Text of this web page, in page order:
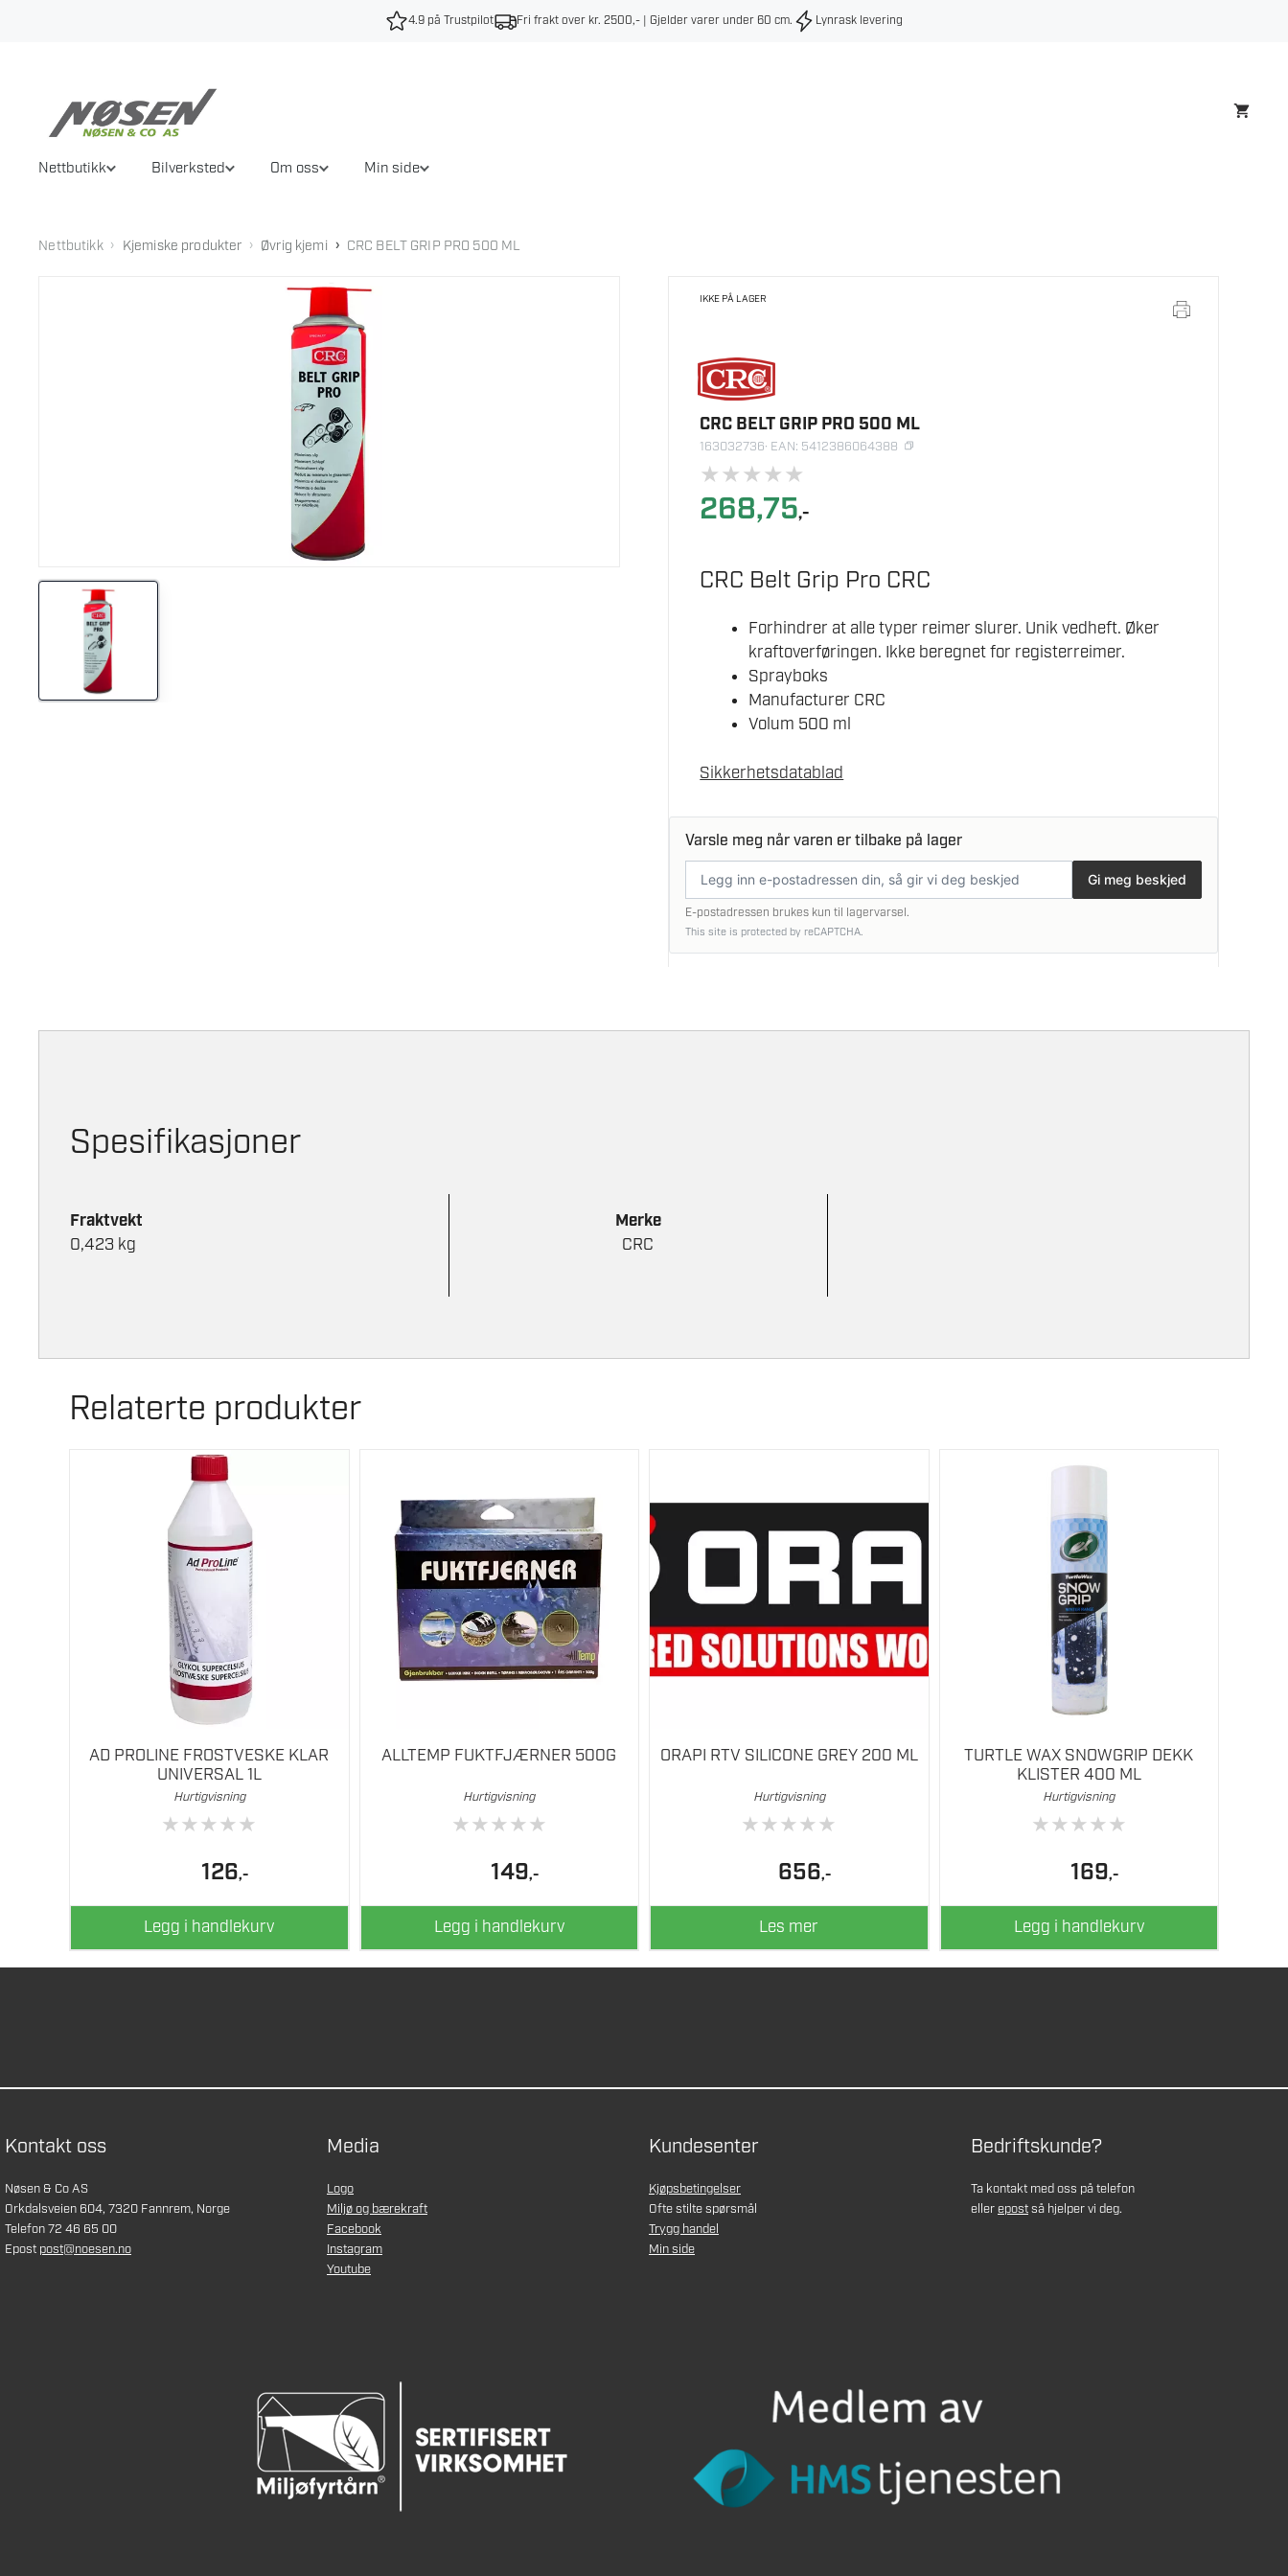
4.9 på Trustpilot Fri frakt over kr. 2500,- | Gjelder varer under 60 cm. Lynrask levering
Nettbutikk Bilverksted Om oss Min side
Nettbutikk › Kjemiske produkter › Øvrig kjemi › CRC BELT GRIP PRO 500 ML
IKKE PÅ LAGER
CRC BELT GRIP PRO 500 ML
163032736· EAN: 5412386064388
★★★★★
268,75,-
CRC Belt Grip Pro CRC
Forhindrer at alle typer reimer slurer. Unik vedheft. Øker
kraftoverføringen. Ikke beregnet for registerreimer.
Sprayboks
Manufacturer CRC
Volum 500 ml
Sikkerhetsdatablad
Varsle meg når varen er tilbake på lager
postadresse
Gi meg beskjed
E-postadressen brukes kun til lagervarsel.
This site is protected by reCAPTCHA.
Spesifikasjoner
Fraktvekt
0,423 kg
Merke
CRC
Relaterte produkter
AD PROLINE FROSTVESKE KLAR
UNIVERSAL 1L
Hurtigvisning
★★★★★
126,-
Legg i handlekurv
ALLTEMP FUKTFJÆRNER 500G
Hurtigvisning
★★★★★
149,-
Legg i handlekurv
ORAPI RTV SILICONE GREY 200 ML
Hurtigvisning
★★★★★
656,-
Les mer
TURTLE WAX SNOWGRIP DEKK
KLISTER 400 ML
Hurtigvisning
★★★★★
169,-
Legg i handlekurv
Kontakt oss
Nøsen & Co AS
Orkdalsveien 604, 7320 Fannrem, Norge
Telefon 72 46 65 00
Epost post@noesen.no
Media
Logo
Miljø og bærekraft
Facebook
Instagram
Youtube
Kundesenter
Kjøpsbetingelser
Ofte stilte spørsmål
Trygg handel
Min side
Bedriftskunde?
Ta kontakt med oss på telefon
ellerepostså hjelper vi deg.